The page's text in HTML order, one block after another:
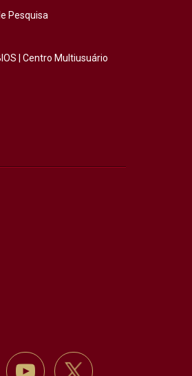
Pesquisa
| Centro Multiusuário